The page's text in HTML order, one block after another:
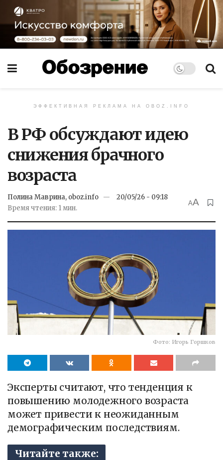
ЭФФЕКТИВНАЯ РЕКЛАМА НА OBOZ.INFO
В РФ обсуждают идею
снижения брачного
возраста
Полина Маврина, oboz.info
20/05/26 - 09:18
Время чтения: 1 мин.
AA
Фото: Игорь Горшков
Эксперты считают, что тенденция к
повышению молодежного возраста
может привести к неожиданным
демографическим последствиям.
Читайте также: